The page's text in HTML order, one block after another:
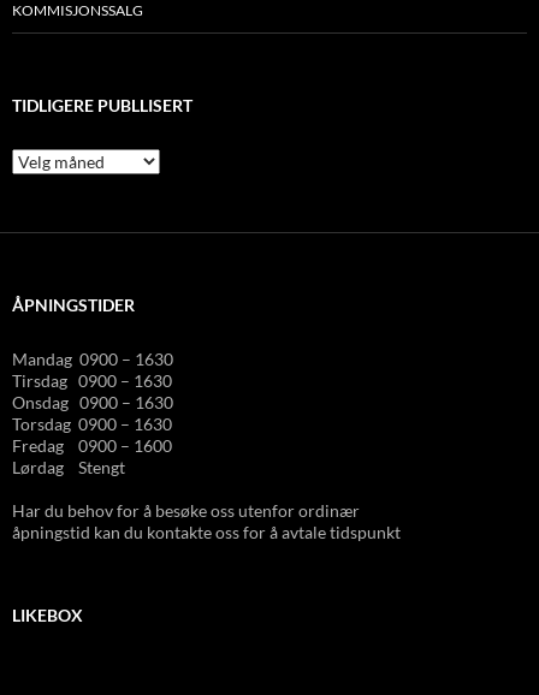
KOMMISJONSSALG
TIDLIGERE PUBLLISERT
Tidligere
publlisert
ÅPNINGSTIDER
Mandag 0900 – 1630
Tirsdag 0900 – 1630
Onsdag 0900 – 1630
Torsdag 0900 – 1630
Fredag 0900 – 1600
Lørdag Stengt
Har du behov for å besøke oss utenfor ordinær
åpningstid kan du kontakte oss for å avtale tidspunkt
LIKEBOX